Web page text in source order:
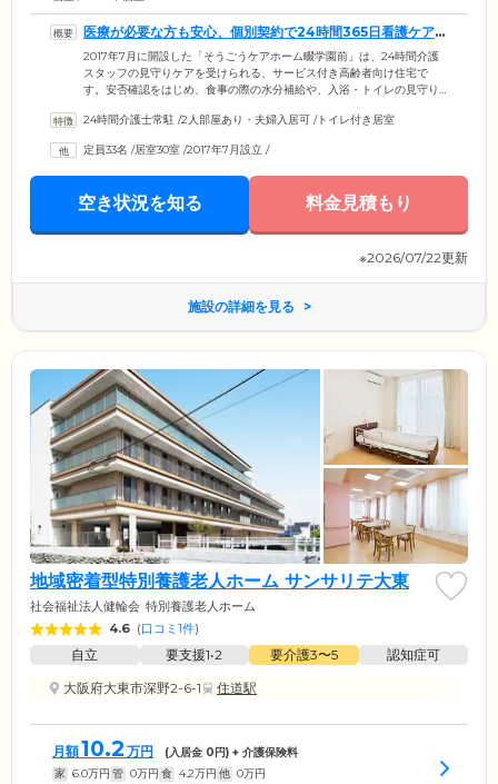
医療が必要な方も安心、個別契約で24時間365日看護ケアを
受けられます
2017年7月に開設した「そうごうケアホーム畷学園前」は、24時間介護
スタッフの見守りケアを受けられる、サービス付き高齢者向け住宅で
す。安否確認をはじめ、食事の際の水分補給や、入浴・トイレの見守り
いただけます。また個別契約していただければ、24時間体制で看護ケア
注射など、医療依存度が高い方も、ぜひ一度ご相談ください。近隣にあ
る医療機関と連携し、突発的な病気やケガには24時間オンコール体制に
24時間介護士常駐 /2人部屋あり・夫婦入居可 /トイレ付き居室
定員33名 /居室30室 /2017年7月設立 /
空き状況を知る 料金見積もり
※2026/07/22更新
施設の詳細を見る
地域密着型特別養護老人ホーム サンサリテ大東
社会福祉法人健輪会 特別養護老人ホーム
4.6 (口コミ1件)
自立 要支援1•2 要介護3〜5
認知症可
大阪府大東市深野2-6-1
住道駅
月額10.2 万円 (入居金 0円) + 介護保険料
家 6.0万円 管 0万円 食 4.2万円 他 0万円